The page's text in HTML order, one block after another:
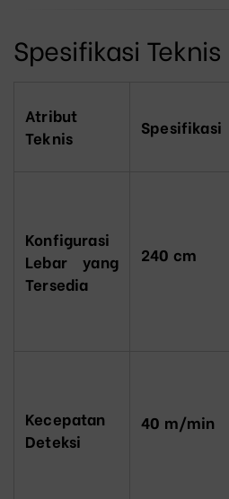
Spesifikasi Teknis
Atribut
Teknis
Spesifikasi
Konfigurasi
Lebar yang
Tersedia
240 cm
Kecepatan
Deteksi
40 m/min